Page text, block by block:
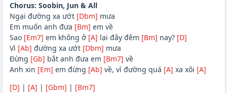
Chorus: Soobin, Jun & All
Ngại đường xa ướt [Dbm] mưa
Em muốn anh đưa [Bm] em về
Sao [Em7] em không ở [A] lại đây đêm [Bm] nay? [D]
Vì [Ab] đường xa ướt [Dbm] mưa
Đừng [Gb] bắt anh đưa em [Bm7] về
Anh xin [Em] em đừng [Ab] về, vì đường quá [A] xa xôi [A]
[D] | [A] | [Gbm] | [Bm7]